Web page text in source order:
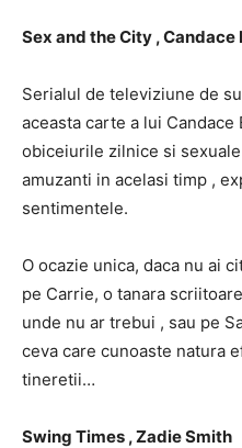
Sex and the City , Candace
Serialul de televiziune de
aceasta carte a lui
obiceiurile zilnice si
amuzanti in acelasi timp ,
sentimentele.
O ocazie unica, daca nu ai
pe Carrie, o tanara
unde nu ar trebui , sau pe
ceva care cunoaste natura
tineretii…
Swing Times , Zadie Smith